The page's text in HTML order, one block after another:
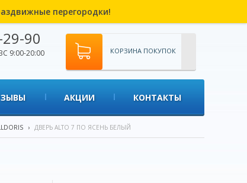
перегородки!
90
9:00-20:00
КОРЗИНА ПОКУПОК
АКЦИИ КОНТАКТЫ
› ДВЕРЬ ALTO 7 ПО ЯСЕНЬ БЕЛЫЙ